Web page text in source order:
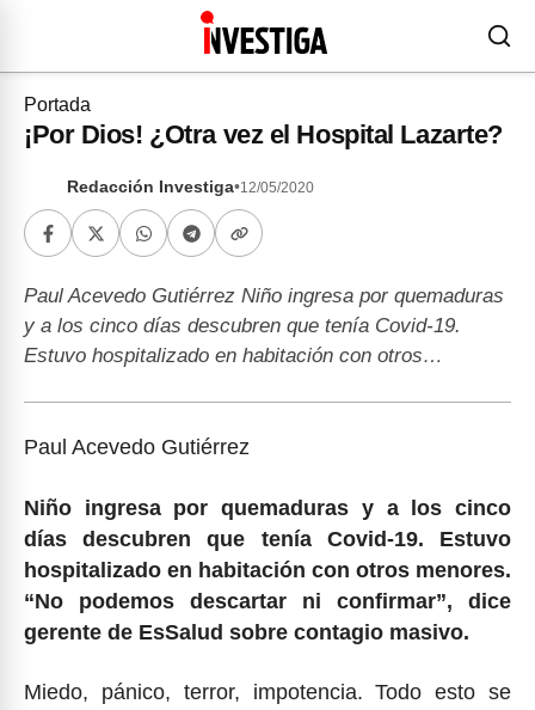
Portada
¡Por Dios! ¿Otra vez el Hospital Lazarte?
Redacción Investiga•12/05/2020
Paul Acevedo Gutiérrez Niño ingresa por quemaduras
y a los cinco días descubren que tenía Covid-19.
Estuvo hospitalizado en habitación con otros…
Paul Acevedo Gutiérrez
Niño ingresa por quemaduras y a los cinco
días descubren que tenía Covid-19. Estuvo
hospitalizado en habitación con otros menores.
“No podemos descartar ni confirmar”, dice
gerente de EsSalud sobre contagio masivo.
Miedo, pánico, terror, impotencia. Todo esto se